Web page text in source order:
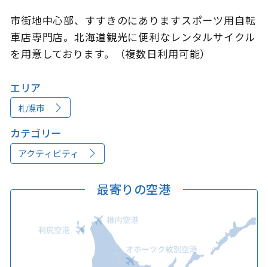
このサイトについて
動画ライブラリー
お問い合わせ
Languages
市街地中心部、すすきのにありますスポーツ用自転
車店専門店。北海道観光に便利なレンタルサイクル
を用意しております。（複数日利用可能）
エリア
札幌市
カテゴリー
アクティビティ
最寄りの空港